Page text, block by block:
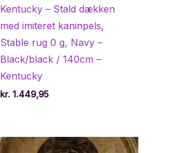
Kentucky – Stald dækken
med imiteret kaninpels,
Stable rug 0 g, Navy –
Black/black / 140cm –
Kentucky
kr.1.449,95